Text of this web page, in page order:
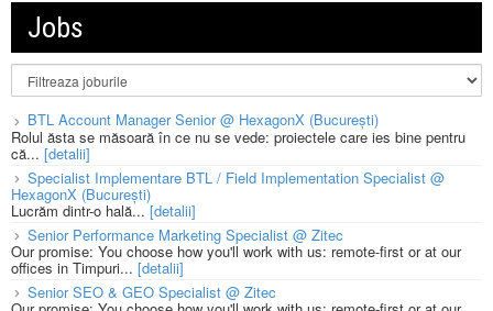
Jobs
BTL Account Manager Senior @ HexagonX (București)
Rolul ăsta se măsoară în ce nu se vede: proiectele care ies bine pentru
că... [detalii]
Specialist Implementare BTL / Field Implementation Specialist @
HexagonX (București)
Lucrăm dintr-o hală...[detalii]
Senior Performance Marketing Specialist @ Zitec
Our promise: You choose how you'll work with us: remote-first or at our
offices in Timpuri... [detalii]
Senior SEO & GEO Specialist @ Zitec